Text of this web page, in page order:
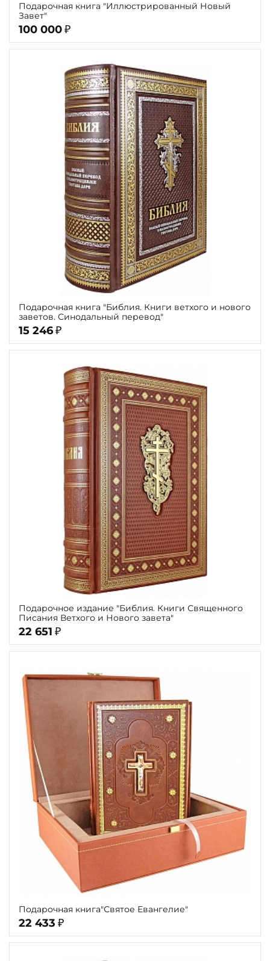
Подарочная книга "Иллюстрированный Новый
Завет"
100 000 ₽
Подарочная книга "Библия. Книги ветхого и нового
заветов. Синодальный перевод"
15 246 ₽
Подарочное издание "Библия. Книги Священного
Писания Ветхого и Нового завета"
22 651 ₽
Подарочная книга"Святое Евангелие"
22 433 ₽